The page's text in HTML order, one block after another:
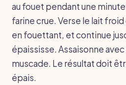
au fouet pendant une
farine crue. Verse le lait froid
en fouettant, et continue
épaississe. Assaisonne
muscade. Le résultat doit
épais.